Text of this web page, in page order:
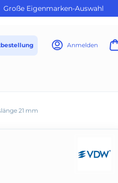
Große Eigenmarken-Auswahl
Anmelden
21 mm